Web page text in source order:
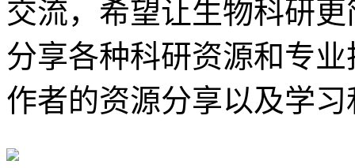
交流，希望让生物科研
分享各种科研资源和专
作者的资源分享以及学